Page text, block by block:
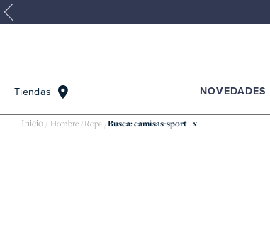
Tiendas NOVEDADES
Hombre Ropa Busca: camisas-sport x